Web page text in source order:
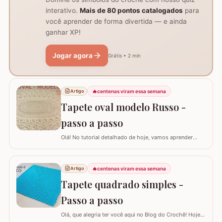
interativo. Mais de 80 pontos catalogados para
você aprender de forma divertida — e ainda
ganhar XP!
Jogar agora Grátis • 2 min
Artigo 🔥centenas viram essa semana
Tapete oval modelo Russo -
passo a passo
Olá! No tutorial detalhado de hoje, vamos aprender
RUSSO. Recentemente, postamos aqui no blog a versão
redonda deste modelo, e você pode conferir clicando
AQUI. Este é um trabalho clássico que combina com
vários ambientes e é uma excelente…
Artigo 🔥centenas viram essa semana
Tapete quadrado simples -
Passo a passo
Olá, que alegria ter você aqui no Blog do Crochê! Hoje